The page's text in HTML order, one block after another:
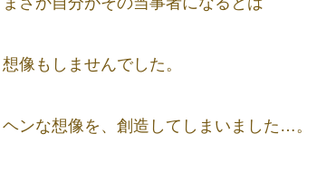
想像もしませんでした。
ヘンな想像を、創造してしまいました…。